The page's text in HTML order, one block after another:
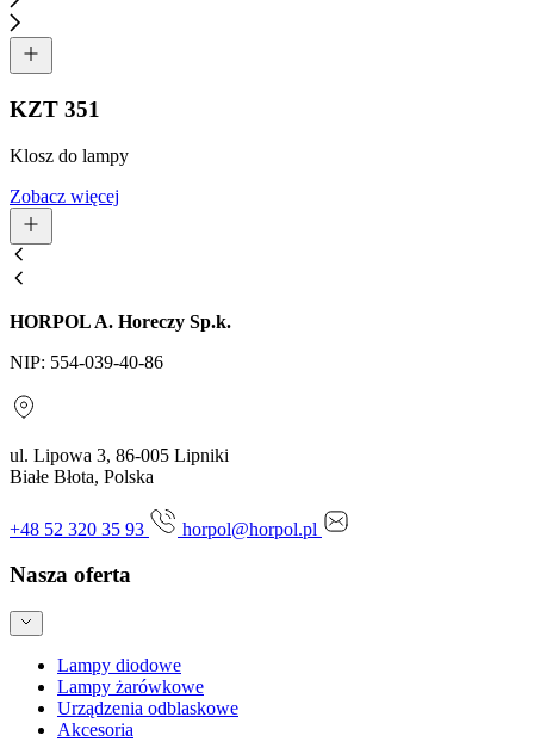
KZT 351
Klosz do lampy
Zobacz więcej
HORPOL A. Horeczy Sp.k.
NIP: 554-039-40-86
ul. Lipowa 3, 86-005 Lipniki
Białe Błota, Polska
+48 52 320 35 93 horpol@horpol.pl
Nasza oferta
Lampy diodowe
Lampy żarówkowe
Urządzenia odblaskowe
Akcesoria